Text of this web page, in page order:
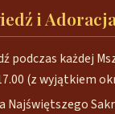
i Adoracja
podczas każdej
(z wyjątkiem
Najświętszego